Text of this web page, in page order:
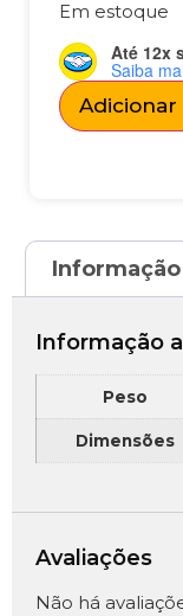
Em estoque
Até 12x
Saiba
Informação
Peso
Dimensões
Avaliações
Não há